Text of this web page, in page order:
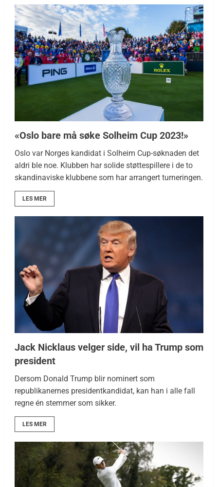
«Oslo bare må søke Solheim Cup 2023!»
Oslo var Norges kandidat i Solheim Cup-søknaden det
aldri ble noe. Klubben har solide støttespillere i de to
skandinaviske klubbene som har arrangert turneringen.
LES MER
Jack Nicklaus velger side, vil ha Trump som
president
Dersom Donald Trump blir nominert som
republikanernes presidentkandidat, kan han i alle fall
regne én stemmer som sikker.
LES MER